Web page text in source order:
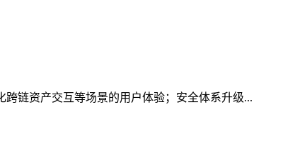
链资产交互等场景的用户体验；安全体系升级...